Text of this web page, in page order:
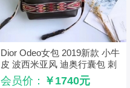
Dior Odeo女包 2019新款 小牛
皮 波西米亚风 迪奥行囊包 刺
绣水桶包 黑色
会员价： ￥1740元